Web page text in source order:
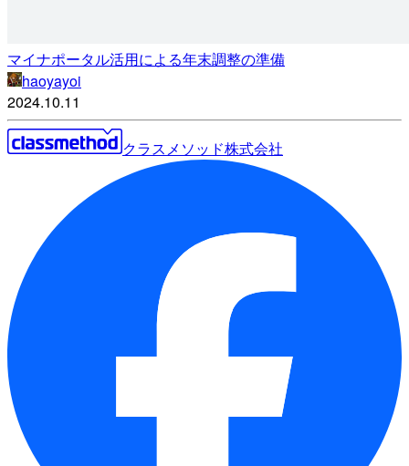
マイナポータル活用による年末調整の準備
haoyayoi
2024.10.11
クラスメソッド株式会社